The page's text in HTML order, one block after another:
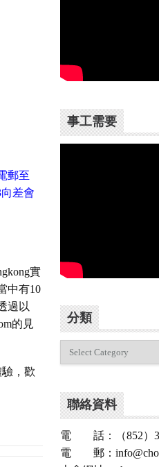
郵至
向差會
實
中有10
過以
的見
，歡
事工需要
分類
聯絡資料
電 話：（852）
電 郵：